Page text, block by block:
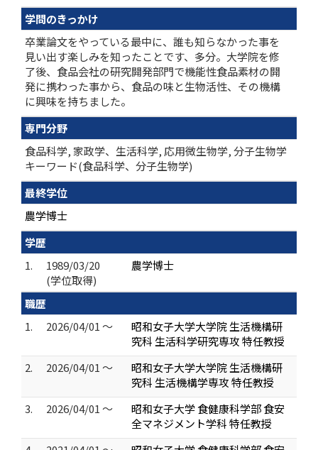
学問のきっかけ
卒業論文をやっている最中に、誰も知らなかった事を
見い出す楽しみを知ったことです、多分。大学院を修
了後、食品会社の研究開発部門で機能性食品素材の開
発に携わった事から、食品の味と生物活性、その機構
に興味を持ちました。
専門分野
食品科学, 家政学、生活科学, 応用微生物学, 分子生物学
キーワード(食品科学、分子生物学)
最終学位
農学博士
学歴
1.
1989/03/20
(学位取得)
農学博士
職歴
1.
2026/04/01 ～
昭和女子大学大学院 生活機構研
究科 生活科学研究専攻 特任教授
2.
2026/04/01 ～
昭和女子大学大学院 生活機構研
究科 生活機構学専攻 特任教授
3.
2026/04/01 ～
昭和女子大学 食健康科学部 食安
全マネジメント学科 特任教授